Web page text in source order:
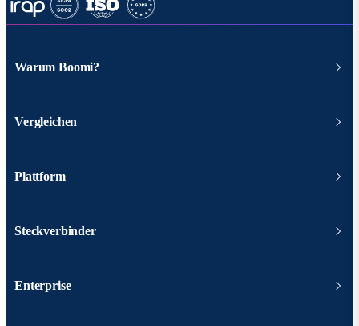
Warum Boomi?
Vergleichen
Plattform
Steckverbinder
Enterprise